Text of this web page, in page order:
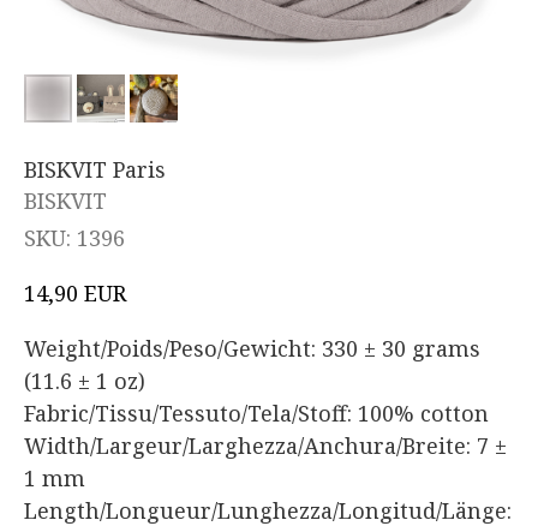
BISKVIT Paris
BISKVIT
SKU: 1396
14,90 EUR
Weight/Poids/Peso/Gewicht: 330 ± 30 grams
(11.6 ± 1 oz)
Fabric/Tissu/Tessuto/Tela/Stoff: 100% cotton
Width/Largeur/Larghezza/Anchura/Breite: 7 ±
1 mm
Length/Longueur/Lunghezza/Longitud/Länge: